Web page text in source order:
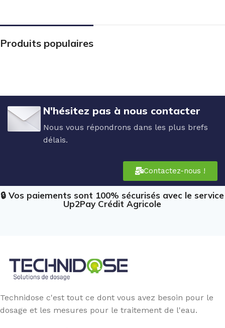
Produits populaires
N'hésitez pas à nous contacter
Nous vous répondrons dans les plus brefs
délais.
Contactez-nous !
🔒 Vos paiements sont 100% sécurisés avec le service
Up2Pay Crédit Agricole
Technidose c'est tout ce dont vous avez besoin pour le
dosage et les mesures pour le traitement de l'eau.